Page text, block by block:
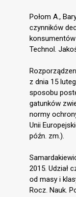
Połom A.,
czynników
Technol.
z dnia 15
sposobu
gatunków
normy
Unii
późn. zm.).
2015. Udział
od masy i
Rocz. Nauk.